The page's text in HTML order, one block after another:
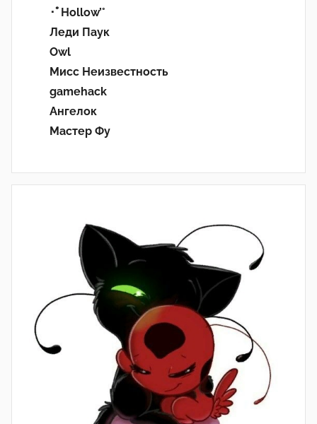
･ﾟHollow’°
Леди Паук
Owl
Мисс Неизвестность
gamehack
Ангелок
Мастер Фу